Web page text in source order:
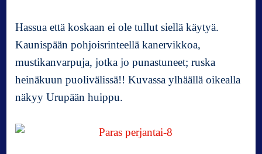
i
u
t
e
Hassua että koskaan ei ole tullut siellä käytyä.
Kaunispään pohjoisrinteellä kanervikkoa,
mustikanvarpuja, jotka jo punastuneet; ruska
heinäkuun puolivälissä!! Kuvassa ylhäällä oikealla
näkyy Urupään huippu.